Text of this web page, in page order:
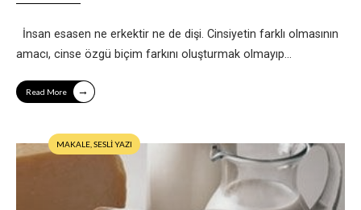
İnsan esasen ne erkektir ne de dişi. Cinsiyetin farklı olmasının
amacı, cinse özgü biçim farkını oluşturmak olmayıp...
Read More →
MAKALE SESLİ YAZI